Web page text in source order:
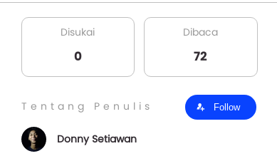
Disukai
0
Dibaca
72
Tentang Penulis Follow
Donny Setiawan